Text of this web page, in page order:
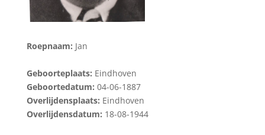
Roepnaam: Jan
Geboorteplaats: Eindhoven
Geboortedatum: 04-06-1887
Overlijdensplaats: Eindhoven
Overlijdensdatum: 18-08-1944